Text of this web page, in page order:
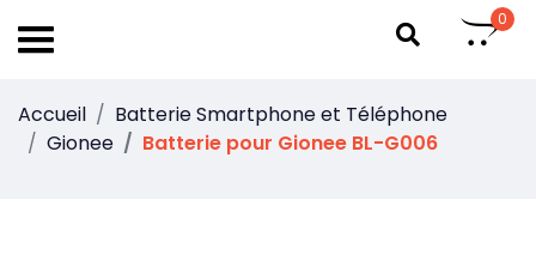
0
Accueil
Batterie Smartphone et Téléphone
Gionee
Batterie pour Gionee BL-G006